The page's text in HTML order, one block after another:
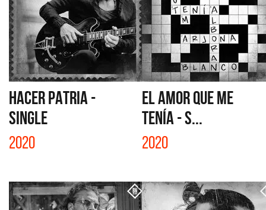
HACER PATRIA -
SINGLE
2020
EL AMOR QUE ME
TENÍA - S...
2020